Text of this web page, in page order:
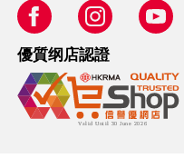
優質纲店認證